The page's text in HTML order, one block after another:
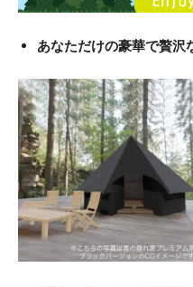
あなただけの豪華で贅沢